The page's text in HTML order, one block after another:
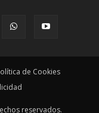
de Cookies
reservados.